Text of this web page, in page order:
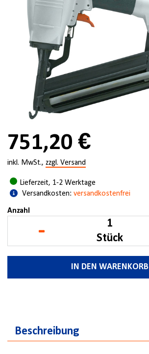
751,20 €
inkl. MwSt., zzgl. Versand
Lieferzeit, 1-2 Werktage
Versandkosten: versandkostenfrei
Anzahl
- Stück
IN DEN WARENKORB
Beschreibung